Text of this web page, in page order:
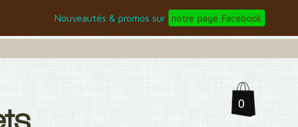
Nouveautés & promos sur notre page Facebook
0